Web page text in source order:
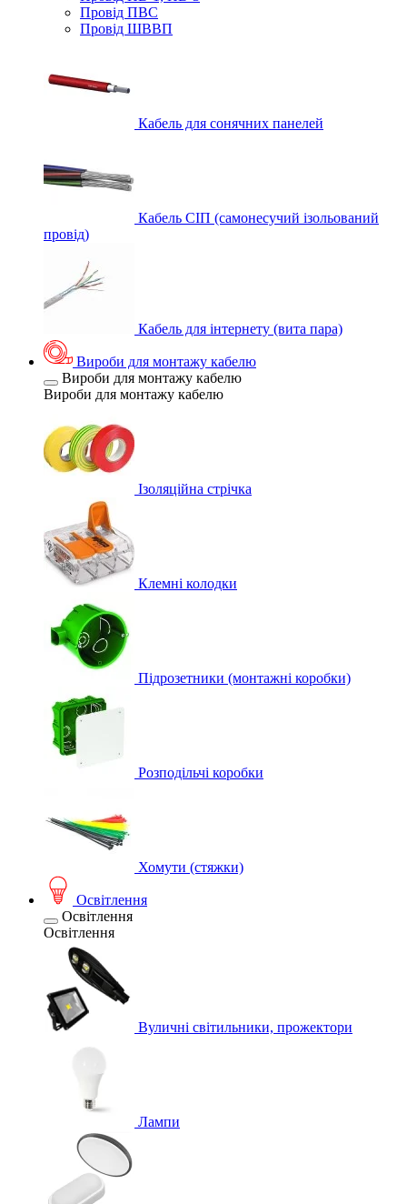
Провід ПВС
Провід ШВВП
Кабель для сонячних панелей
Кабель СІП (самонесучий ізольований
провід)
Кабель для інтернету (вита пара)
Вироби для монтажу кабелю
Вироби для монтажу кабелю
Вироби для монтажу кабелю
Ізоляційна стрічка
Клемні колодки
Підрозетники (монтажні коробки)
Розподільчі коробки
Хомути (стяжки)
Освітлення
Освітлення
Освітлення
Вуличні світильники, прожектори
Лампи